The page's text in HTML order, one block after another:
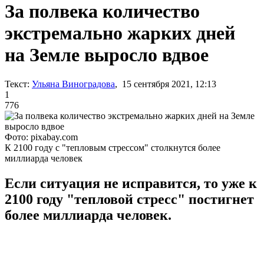
За полвека количество
экстремально жарких дней
на Земле выросло вдвое
Текст: Ульяна Виноградова, 15 сентября 2021, 12:13
1
776
Фото: pixabay.com
К 2100 году с "тепловым стрессом" столкнутся более
миллиарда человек
Если ситуация не исправится, то уже к
2100 году "тепловой стресс" постигнет
более миллиарда человек.